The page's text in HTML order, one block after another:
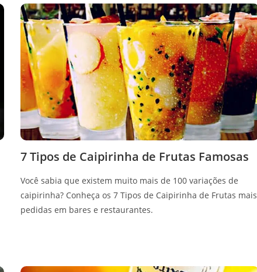
7 Tipos de Caipirinha de Frutas Famosas
Você sabia que existem muito mais de 100 variações de
caipirinha? Conheça os 7 Tipos de Caipirinha de Frutas mais
pedidas em bares e restaurantes.